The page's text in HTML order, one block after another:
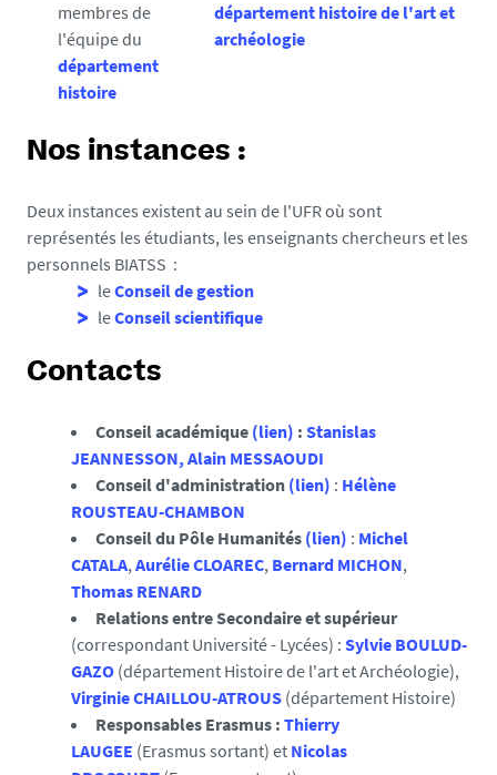
membres de
l'équipedu
département
histoire
département histoire de l'art et
archéologie
Nos instances :
Deux instances existent au sein de l'UFR où sont
représentés les étudiants, les enseignants chercheurs et les
personnels BIATSS :
leConseil de gestion
leConseil scientifique
Contacts
Conseil académique (lien) : Stanislas
JEANNESSON, Alain MESSAOUDI
Conseil d'administration (lien) : Hélène
ROUSTEAU-CHAMBON
Conseil du Pôle Humanités (lien) : Michel
CATALA,Aurélie CLOAREC, Bernard MICHON,
Thomas RENARD
Relations entre Secondaire et supérieur
(correspondant Université - Lycées) : Sylvie BOULUD-
GAZO (département Histoire de l'art et Archéologie),
Virginie CHAILLOU-ATROUS (département Histoire)
Responsables Erasmus : Thierry
LAUGEE (Erasmus sortant) et Nicolas